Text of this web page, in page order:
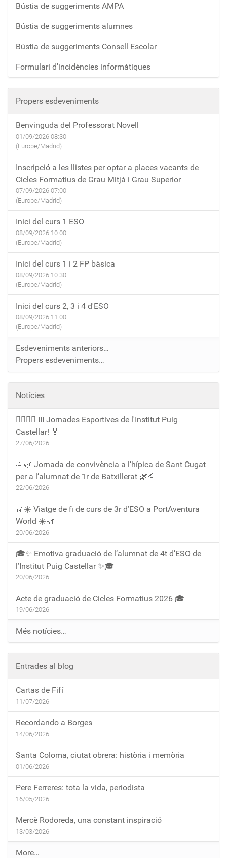
Bústia de suggeriments AMPA
Bústia de suggeriments alumnes
Bústia de suggeriments Consell Escolar
Formulari d'incidències informàtiques
Propers esdeveniments
Benvinguda del Professorat Novell
01/09/2026 08:30
(Europe/Madrid)
Inscripció a les llistes per optar a places vacants de
Cicles Formatius de Grau Mitjà i Grau Superior
07/09/2026 07:00
(Europe/Madrid)
Inici del curs 1 ESO
08/09/2026 10:00
(Europe/Madrid)
Inici del curs 1 i 2 FP bàsica
08/09/2026 10:30
(Europe/Madrid)
Inici del curs 2, 3 i 4 d'ESO
08/09/2026 11:00
(Europe/Madrid)
Esdeveniments anteriors…
Propers esdeveniments…
Notícies
🏃‍♀️🏃‍♂️ III Jornades Esportives de l'Institut Puig
Castellar! 🏅
27/06/2026
🐴🌿 Jornada de convivència a l’hípica de Sant Cugat
per a l’alumnat de 1r de Batxillerat 🌿🐴
22/06/2026
🎢☀️ Viatge de fi de curs de 3r d’ESO a PortAventura
World ☀️🎢
20/06/2026
🎓✨ Emotiva graduació de l’alumnat de 4t d’ESO de
l’Institut Puig Castellar ✨🎓
20/06/2026
Acte de graduació de Cicles Formatius 2026 🎓
19/06/2026
Més notícies…
Entrades al blog
Cartas de Fifí
11/07/2026
Recordando a Borges
14/06/2026
Santa Coloma, ciutat obrera: història i memòria
01/06/2026
Pere Ferreres: tota la vida, periodista
16/05/2026
Mercè Rodoreda, una constant inspiració
13/03/2026
E
More…